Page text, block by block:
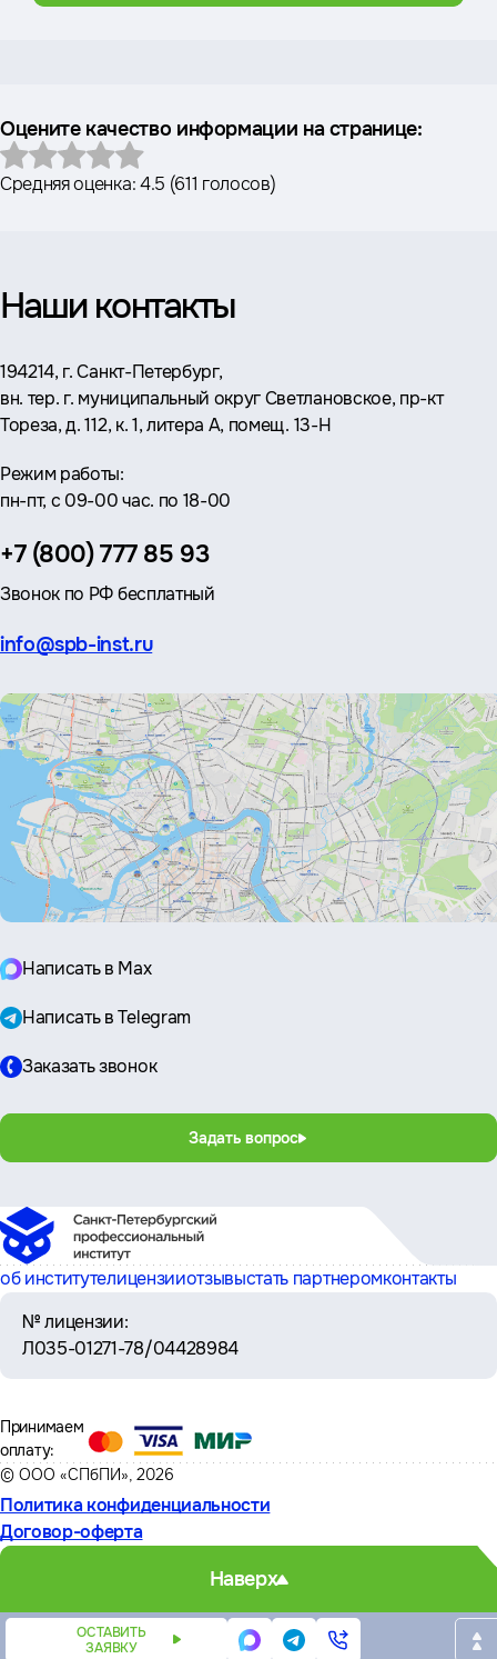
Оцените качество информации на странице:
Средняя оценка:4.5 (611 голосов)
Наши контакты
Адрес:
194214, г. Санкт-Петербург,
вн. тер. г. муниципальный округ Светлановское, пр-кт
Тореза, д. 112, к. 1, литера А, помещ. 13-Н
Режим работы:
пн-пт, с 09-00 час. по 18-00
Телефон:
+7 (800) 777 85 93
Звонок по РФ бесплатный
Эл.
info@spb-inst.ru
Написать в Max
Написать в Telegram
Заказать звонок
Задать вопрос
об институтелицензииотзывыстать партнеромконтакты
№ лицензии:
Л035-01271-78/04428984
© ООО «СПбПИ», 2026
Политика конфиденциальности
Договор-оферта
Принимаем
оплату:
Наверх
ОСТАВИТЬ
ЗАЯВКУ
НаписатьНаписатьТелефон